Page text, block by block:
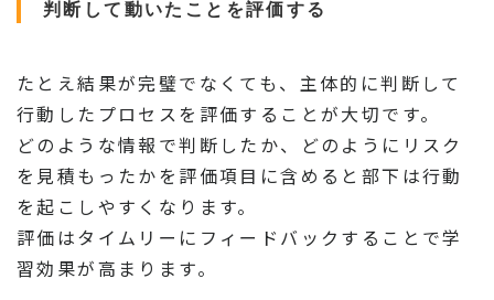
判断して動いたことを評価する
たとえ結果が完璧でなくても、主体的に判断して
行動したプロセスを評価することが大切です。
どのような情報で判断したか、どのようにリスク
を見積もったかを評価項目に含めると部下は行動
を起こしやすくなります。
評価はタイムリーにフィードバックすることで学
習効果が高まります。